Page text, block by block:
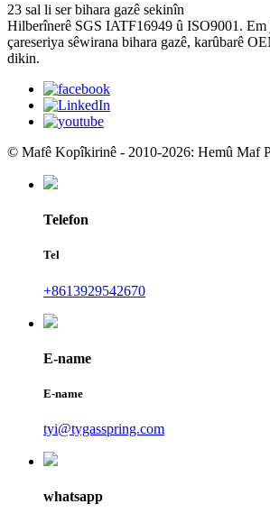
23 sal li ser bihara gazê sekinîn
Hilberînerê SGS IATF16949 û ISO9001.
çareseriya sêwirana bihara gazê, karûbarê
dikin.
© Mafê Kopîkirinê - 2010-2026: Hemû Maf
Telefon
Tel
+8613929542670
E-name
E-name
tyi@tygasspring.com
whatsapp